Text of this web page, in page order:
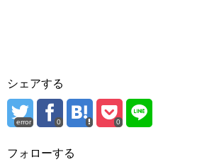
シェアする
error 0 0
フォローする